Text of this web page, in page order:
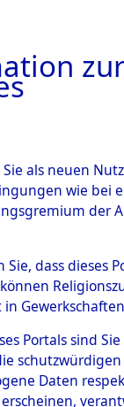
als neuen
wie bei
der
Sie, dass dieses
Portals sind
Daten